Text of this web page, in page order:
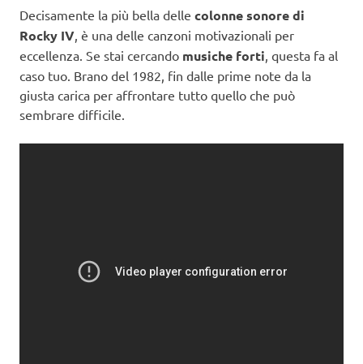
Decisamente la più bella delle colonne sonore di
Rocky IV , è una delle canzoni motivazionali per
eccellenza. Se stai cercando musiche forti , questa fa al
caso tuo. Brano del 1982, fin dalle prime note da la
giusta carica per affrontare tutto quello che può
sembrare difficile.